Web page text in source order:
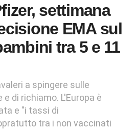
settimana
EMA sul
tra 5 e 11
a spingere sulle
di richiamo. L'Europa è
e "i tassi di
tra i non vaccinati